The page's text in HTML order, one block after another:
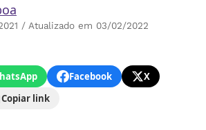
/ Atualizado em 03/02/2022
Facebook
X
Copiar link